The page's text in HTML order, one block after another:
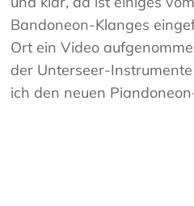
Bandoneon-Klanges
Ort ein Video
der Unterseer-
ich den neuen